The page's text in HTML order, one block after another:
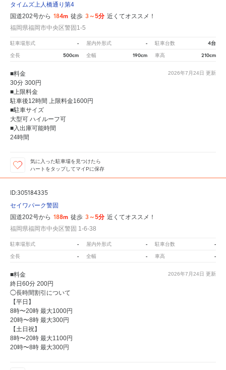
タイムズ上人橋通り第4
国道202号から 184m 徒歩 3～5分 近くてオススメ！
福岡県福岡市中央区警固1-5
駐車場形式 - 屋内外形式 - 駐車台数 4台
全長 500cm 全幅 190cm 車高 210cm
2026年7月24日 更新
■料金
30分 300円
■上限料金
駐車後12時間 上限料金1600円
■駐車サイズ
大型可 ハイルーフ可
■入出庫可能時間
24時間
気に入った駐車場を見つけたら
ハートをタップしてマイPに保存
ID:305184335
セイワパーク警固
国道202号から 188m 徒歩 3～5分 近くてオススメ！
福岡県福岡市中央区警固 1-6-38
駐車場形式 - 屋内外形式 - 駐車台数 -
全長 - 全幅 - 車高 -
2026年7月24日 更新
■料金
終日60分 200円
◯長時間割引について
【平日】
8時〜20時 最大1000円
20時〜8時 最大300円
【土日祝】
8時〜20時 最大1100円
20時〜8時 最大300円